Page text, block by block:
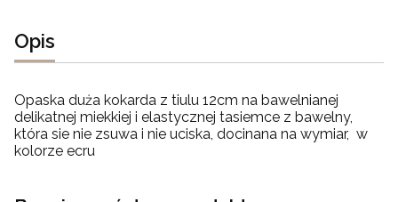
Opis
Opaska duża kokarda z tiulu 12cm na bawelnianej
delikatnej miekkiej i elastycznej tasiemce z bawelny,
która sie nie zsuwa i nie uciska, docinana na wymiar, w
kolorze ecru